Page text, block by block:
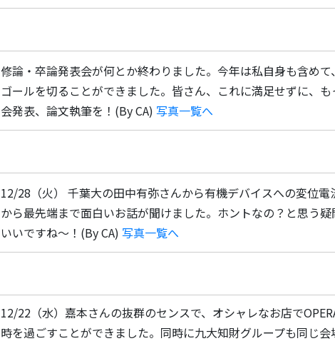
修論・卒論発表会が何とか終わりました。今年は私自身も含め
ゴールを切ることができました。皆さん、これに満足せずに、
会発表、論文執筆を！(By CA) 写真一覧へ
12/28（火） 千葉大の田中有弥さんから有機デバイスへの変位
から最先端まで面白いお話が聞けました。ホントなの？と思う
いいですね～！(By CA) 写真一覧へ
12/22（水）嘉本さんの抜群のセンスで、オシャレなお店で
時を過ごすことができました。同時に九大知財グループも同じ